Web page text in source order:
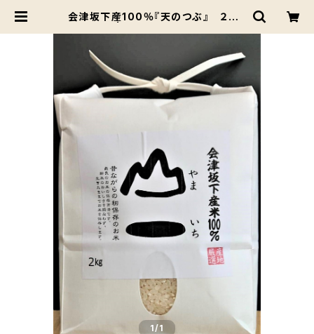
会津坂下産100％『天のつぶ』 ２ｋｇ
1/1